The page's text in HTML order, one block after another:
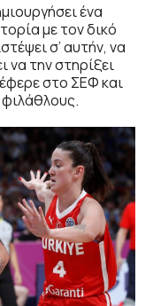
ένα
με τον δικό
σ’ αυτήν, να
να την στηρίξει
στο ΣΕΦ και